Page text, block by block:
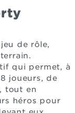
de rôle,
qui permet, à
joueurs, de
tout en
héros pour